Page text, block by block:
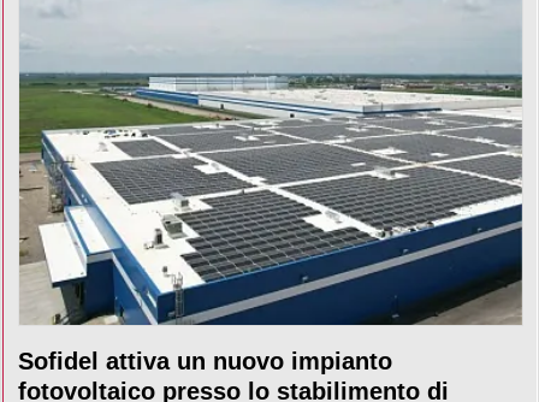
Sofidel attiva un nuovo impianto
fotovoltaico presso lo stabilimento di